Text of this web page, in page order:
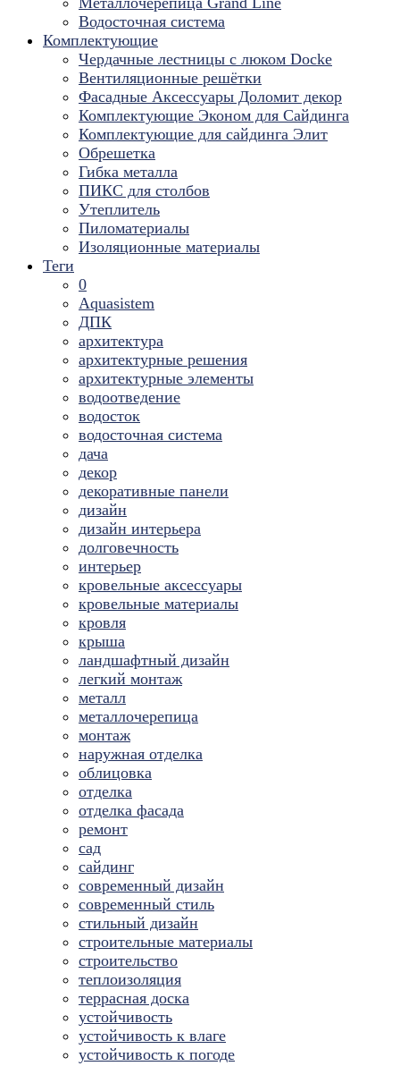
Водосточная система
Комплектующие
Чердачные лестницы с люком Docke
Вентиляционные решётки
Фасадные Аксессуары Доломит декор
Комплектующие Эконом для Сайдинга
Комплектующие для cайдинга Элит
Обрешетка
Гибка металла
ПИКС для столбов
Утеплитель
Пиломатериалы
Изоляционные материалы
Теги
0
Aquasistem
ДПК
архитектура
архитектурные решения
архитектурные элементы
водоотведение
водосток
водосточная система
дача
декор
декоративные панели
дизайн
дизайн интерьера
долговечность
интерьер
кровельные аксессуары
кровельные материалы
кровля
крыша
ландшафтный дизайн
легкий монтаж
металл
металлочерепица
монтаж
наружная отделка
облицовка
отделка
отделка фасада
ремонт
сад
сайдинг
современный дизайн
современный стиль
стильный дизайн
строительные материалы
строительство
теплоизоляция
террасная доска
устойчивость
устойчивость к влаге
устойчивость к погоде